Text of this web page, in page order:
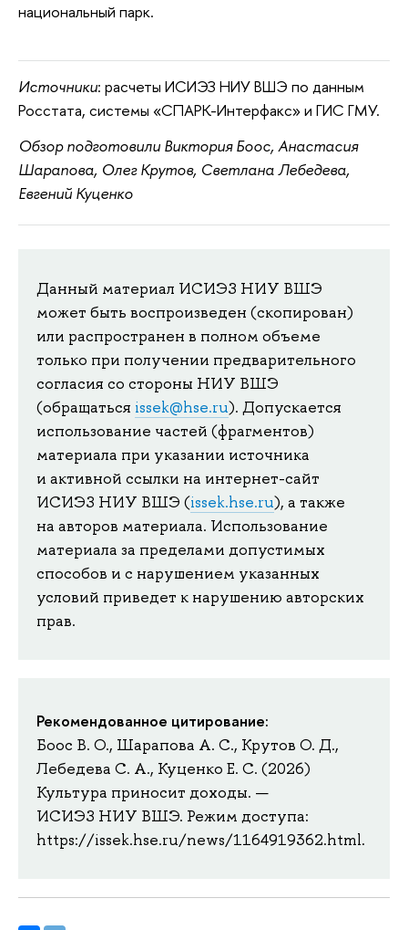
национальный парк.
Источники: расчеты ИСИЭЗ НИУ ВШЭ по данным
Росстата, системы «СПАРК-Интерфакс» и ГИС ГМУ.
Обзор подготовили Виктория Боос, Анастасия
Шарапова, Олег Крутов, Светлана Лебедева,
Евгений Куценко
Данный материал ИСИЭЗ НИУ ВШЭ
может быть воспроизведен (скопирован)
или распространен в полном объеме
только при получении предварительного
согласия со стороны НИУ ВШЭ
(обращаться issek@hse.ru). Допускается
использование частей (фрагментов)
материала при указании источника
и активной ссылки на интернет-сайт
ИСИЭЗ НИУ ВШЭ (issek.hse.ru), а также
на авторов материала. Использование
материала за пределами допустимых
способов и с нарушением указанных
условий приведет к нарушению авторских
прав.
Рекомендованное цитирование:
Боос В. О., Шарапова А. С., Крутов О. Д.,
Лебедева С. А., Куценко Е. С. (2026)
Культура приносит доходы. —
ИСИЭЗ НИУ ВШЭ. Режим доступа:
https://issek.hse.ru/news/1164919362.html.